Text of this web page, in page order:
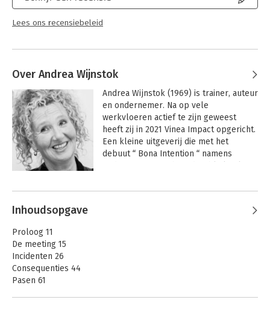
Lees ons recensiebeleid
Over Andrea Wijnstok
Andrea Wijnstok (1969) is trainer, auteur
en ondernemer. Na op vele
werkvloeren actief te zijn geweest
heeft zij in 2021 Vinea Impact opgericht.
Een kleine uitgeverij die met het
debuut “ Bona Intention “ namens
iedereen die wil gaan schrijven zodat er
Inhoudsopgave
Proloog 11
De meeting 15
Incidenten 26
Consequenties 44
Pasen 61